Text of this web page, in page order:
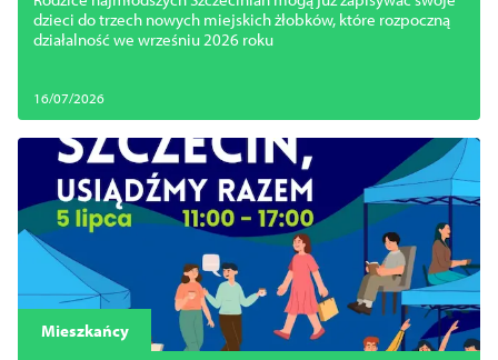
dzieci do trzech nowych miejskich żłobków, które rozpoczną
działalność we wrześniu 2026 roku
16/07/2026
Mieszkańcy